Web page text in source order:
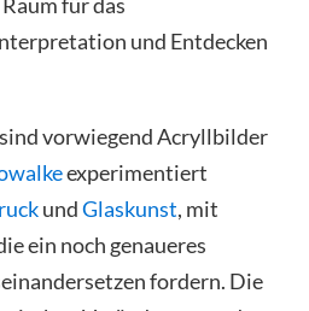
und Entdecken
vorwiegend Acryllbilder
experimentiert
undGlaskunst, mit
ein noch genaueres
fordern. Die